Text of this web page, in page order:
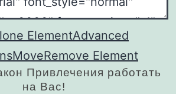
ElementAdvanced
MoveRemove Element
Привлечения работать
на Вас!